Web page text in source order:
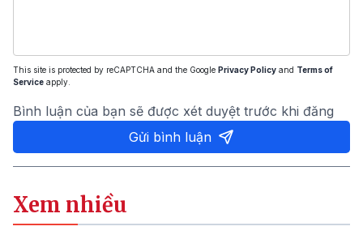
This site is protected by reCAPTCHA and the Google Privacy Policy and Terms of
Service apply.
Bình luận của bạn sẽ được xét duyệt trước khi đăng
Gửi bình luận
Xem nhiều